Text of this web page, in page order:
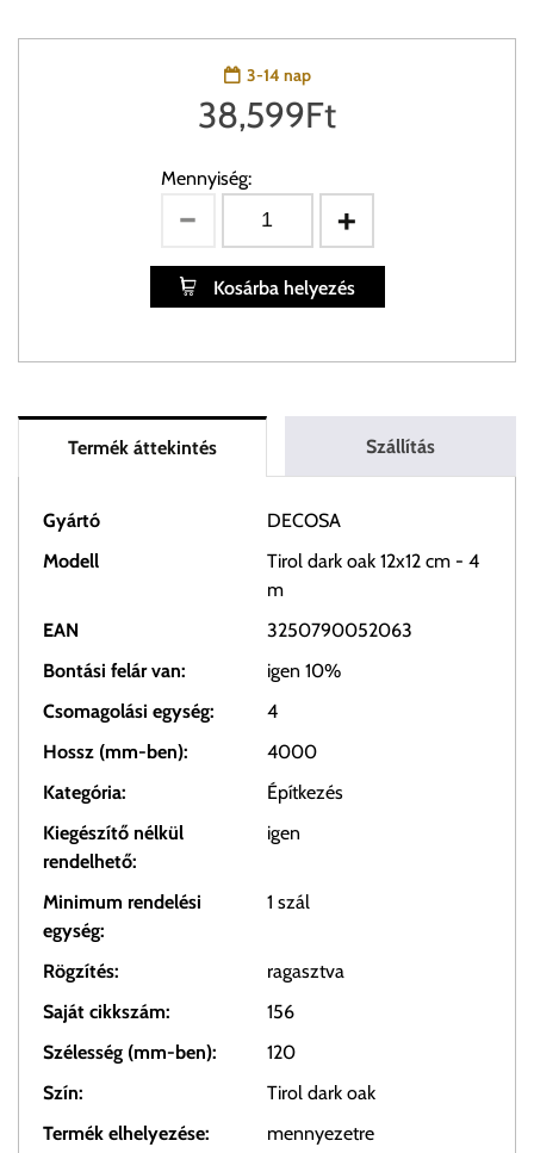
3-14 nap
38,599Ft
Mennyiség:
Kosárba helyezés
Termék áttekintés Szállítás
Gyártó
DECOSA
Modell
Tirol dark oak 12x12 cm - 4
m
EAN
3250790052063
Bontási felár van:
igen 10%
Csomagolási egység:
4
Hossz (mm-ben):
4000
Kategória:
Építkezés
Kiegészítő nélkül
rendelhető:
igen
Minimum rendelési
egység:
1 szál
Rögzítés:
ragasztva
Saját cikkszám:
156
Szélesség (mm-ben):
120
Szín:
Tirol dark oak
Termék elhelyezése:
mennyezetre